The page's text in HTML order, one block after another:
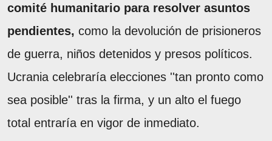
comité humanitario para resolver asuntos
pendientes, como la devolución de prisioneros
de guerra, niños detenidos y presos políticos.
Ucrania celebraría elecciones ''tan pronto como
sea posible'' tras la firma, y un alto el fuego
total entraría en vigor de inmediato.